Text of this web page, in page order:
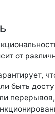
от
быть
перерывов,